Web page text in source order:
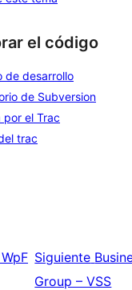
el código
de desarrollo
de Subversion
por el Trac
trac
WpF Siguiente
Group – VSS